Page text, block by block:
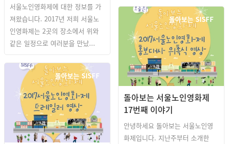
서울노인영화제에 대한 정보를 가
져왔습니다. 2017년 저희 서울노
인영화제는 2곳의 장소에서 위와
같은 일정으로 여러분을 만났...
돌아보는 SISFF
돌아보는 서울노인영화제
17번째 이야기
안녕하세요 돌아보는 서울노인영
화제입니다. 지난주부터 소개한
돌아보는 SISFF